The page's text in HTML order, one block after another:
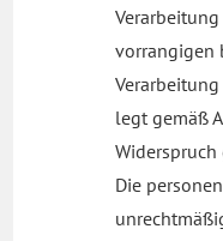
vorrangigen
legt gemäß
Die